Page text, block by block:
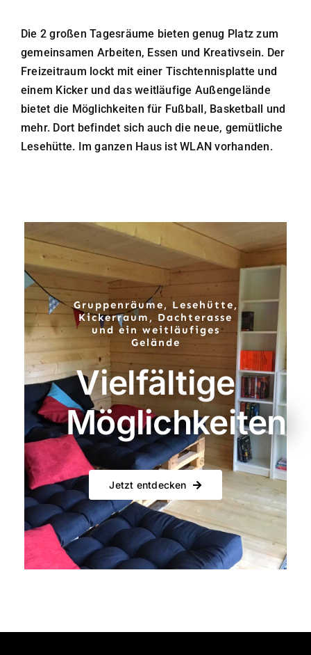
Die 2 großen Tagesräume bieten genug Platz zum
gemeinsamen Arbeiten, Essen und Kreativsein. Der
Freizeitraum lockt mit einer Tischtennisplatte und
einem Kicker und das weitläufige Außengelände
bietet die Möglichkeiten für Fußball, Basketball und
mehr. Dort befindet sich auch die neue, gemütliche
Lesehütte. Im ganzen Haus ist WLAN vorhanden.
Gruppenräume, Lesehütte,
Kickerraum, Dachterasse
und ein weitläufiges
Gelände
Vielfältige
Möglichkeiten
Jetzt entdecken